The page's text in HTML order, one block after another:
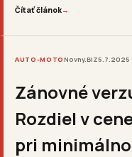
Čítať článok→
AUTO-MOTONovny.BIZ5.7.2025
Zánovné
Rozdiel v
pri